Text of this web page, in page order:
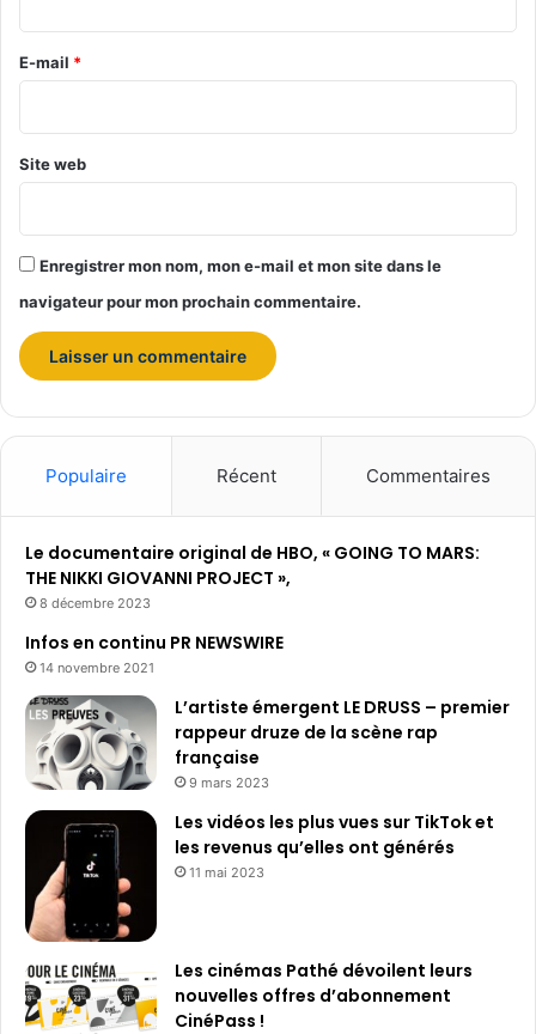
r
e
E-mail *
Site web
Enregistrer mon nom, mon e-mail et mon site dans le
navigateur pour mon prochain commentaire.
Populaire Récent Commentaires
Le documentaire original de HBO, « GOING TO MARS:
THE NIKKI GIOVANNI PROJECT »,
8 décembre 2023
Infos en continu PR NEWSWIRE
14 novembre 2021
L’artiste émergent LE DRUSS – premier
rappeur druze de la scène rap
française
9 mars 2023
Les vidéos les plus vues sur TikTok et
les revenus qu’elles ont générés
11 mai 2023
Les cinémas Pathé dévoilent leurs
nouvelles offres d’abonnement
CinéPass !